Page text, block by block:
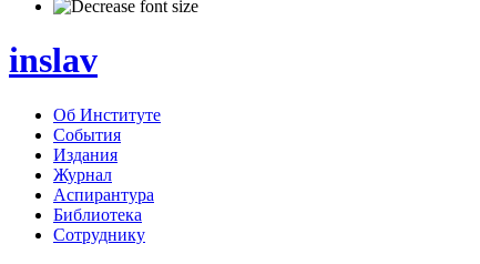
inslav
Об Институте
События
Издания
Журнал
Аспирантура
Библиотека
Сотруднику